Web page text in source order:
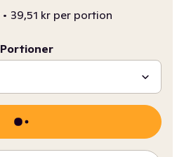
• 39,51 kr per portion
Portioner